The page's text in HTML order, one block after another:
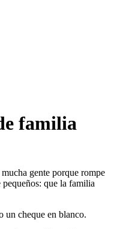
familia
gente porque rompe
pequeños: que la familia
un cheque en blanco.